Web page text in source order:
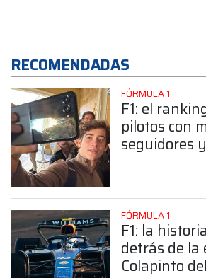
RECOMENDADAS
FÓRMULA 1
F1: el
pilotos con
seguidores
FÓRMULA 1
F1: la
detrás de la
Colapinto